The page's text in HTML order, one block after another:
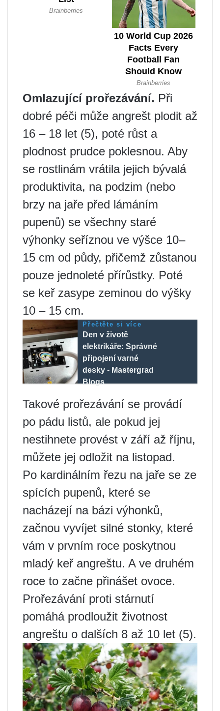
Omlazující prořezávání. Při
dobré péči může angrešt plodit až
16 – 18 let (5), poté růst a
plodnost prudce poklesnou. Aby
se rostlinám vrátila jejich bývalá
produktivita, na podzim (nebo
brzy na jaře před lámáním
pupenů) se všechny staré
výhonky seříznou ve výšce 10–
15 cm od půdy, přičemž zůstanou
pouze jednoleté přírůstky. Poté
se keř zasype zeminou do výšky
10 – 15 cm.
Přečtěte si více
Den v životě
elektrikáře: Správné
připojení varné
desky - Mastergrad
Blogs
Takové prořezávání se provádí
po pádu listů, ale pokud jej
nestihnete provést v září až říjnu,
můžete jej odložit na listopad.
Po kardinálním řezu na jaře se ze
spících pupenů, které se
nacházejí na bázi výhonků,
začnou vyvíjet silné stonky, které
vám v prvním roce poskytnou
mladý keř angreštu. A ve druhém
roce to začne přinášet ovoce.
Prořezávání proti stárnutí
pomáhá prodloužit životnost
angreštu o dalších 8 až 10 let (5).